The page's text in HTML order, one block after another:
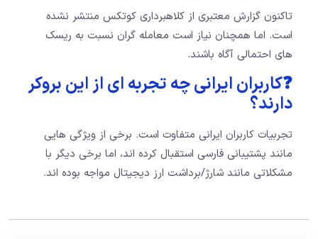
تاکنون گزارش معتبری از کلاهبرداری کوتکس منتشر نشده
است. اما همچنان نیاز است معامله گران نسبت به ریسک
های احتمالی آگاه باشند.
❓کاربران ایرانی چه تجربه ای از این بروکر
دارند؟
تجربیات کاربران ایرانی متفاوت است. برخی از ویژگی هایی
مانند پشتیبانی فارسی استقبال کرده اند، اما برخی دیگر با
مشکلاتی مانند شارژ/برداشت ارز دیجیتال مواجه بوده اند.